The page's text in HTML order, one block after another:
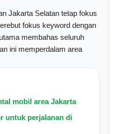
Jakarta Selatan tetap fokus
fokus keyword dengan
membahas seluruh
ini memperdalam area
mobil area Jakarta
untuk perjalanan di